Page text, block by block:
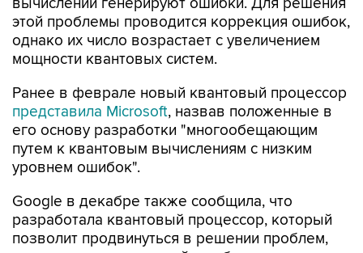
этой проблемы проводится коррекция ошибок,
однако их число возрастает с увеличением
мощности квантовых систем.
Ранее в феврале новый квантовый процессор
представила Microsoft, назвав положенные в
его основу разработки "многообещающим
путем к квантовым вычислениям с низким
уровнем ошибок".
Google в декабре также сообщила, что
разработала квантовый процессор, который
позволит продвинуться в решении проблем,